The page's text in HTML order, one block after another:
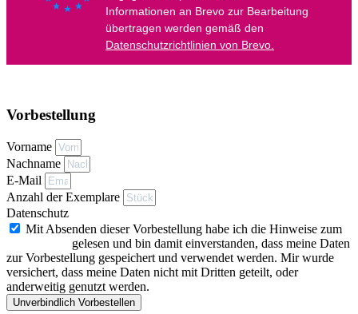
Vorbestellung
Vorname
Nachname
E-Mail
Anzahl der Exemplare
Datenschutz
Mit Absenden dieser Vorbestellung habe ich die Hinweise zum
gelesen und bin damit einverstanden, dass meine Daten
zur Vorbestellung gespeichert und verwendet werden. Mir wurde
versichert, dass meine Daten nicht mit Dritten geteilt, oder
anderweitig genutzt werden.
Unverbindlich Vorbestellen